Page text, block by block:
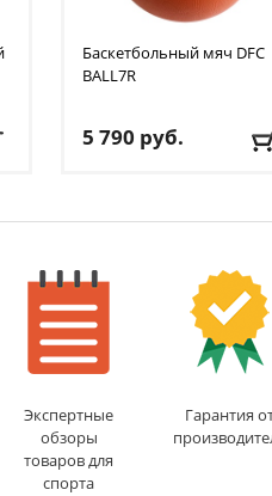
Баскетбольный мяч DFC
BALL7R
5 790 руб.
дня
Экспертные
обзоры
товаров для
спорта
Гарантия